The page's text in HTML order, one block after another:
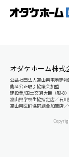
オダケホーム株式
公益社団法人富山県宅地建
動産公正取引協議会加盟
建設業/国土交通大臣（般-8
富山県学校生協指定店／石
富山県医師協同組合加盟店